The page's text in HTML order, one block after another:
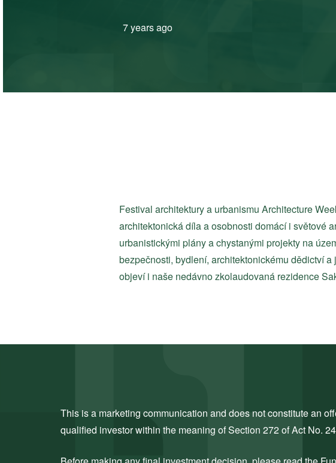
7 years ago
Festival architektury a urbanismu Architecture
architektonická díla a osobnosti domácí i světové
urbanistickými plány a chystanými projekty na
bezpečnosti, bydlení, architektonickému dědictví
objeví i naše nedávno zkolaudovaná rezidence
This is a marketing communication and does not constitute an
qualified investor within the meaning of Section 272 of Act No.